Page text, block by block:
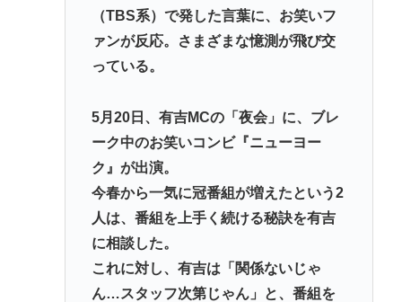
【画像あり】土方系アイドル、女子高生の間で大人
気になってしまうwww
から叩くな」とかゆうチキン野郎が増えたけどどっ
から来たの？(´・ω・`)
【動画】手術中に熊本地震直撃やばすぎwww
医療脱毛・脱毛サロンを考えてるんだが！脱毛モメ
ンいるか？？
ジャンポケ斉藤「同意があったんです。本当です。
信じて下さい」 ←何でこの主張が通らないの？
（TBS系）で発した言葉に、お笑いフ
ァンが反応。さまざまな憶測が飛び交
っている。
5月20日、有吉MCの「夜会」に、ブレ
ーク中のお笑いコンビ『ニューヨー
ク』が出演。
今春から一気に冠番組が増えたという2
人は、番組を上手く続ける秘訣を有吉
に相談した。
これに対し、有吉は「関係ないじゃ
ん…スタッフ次第じゃん」と、番組を